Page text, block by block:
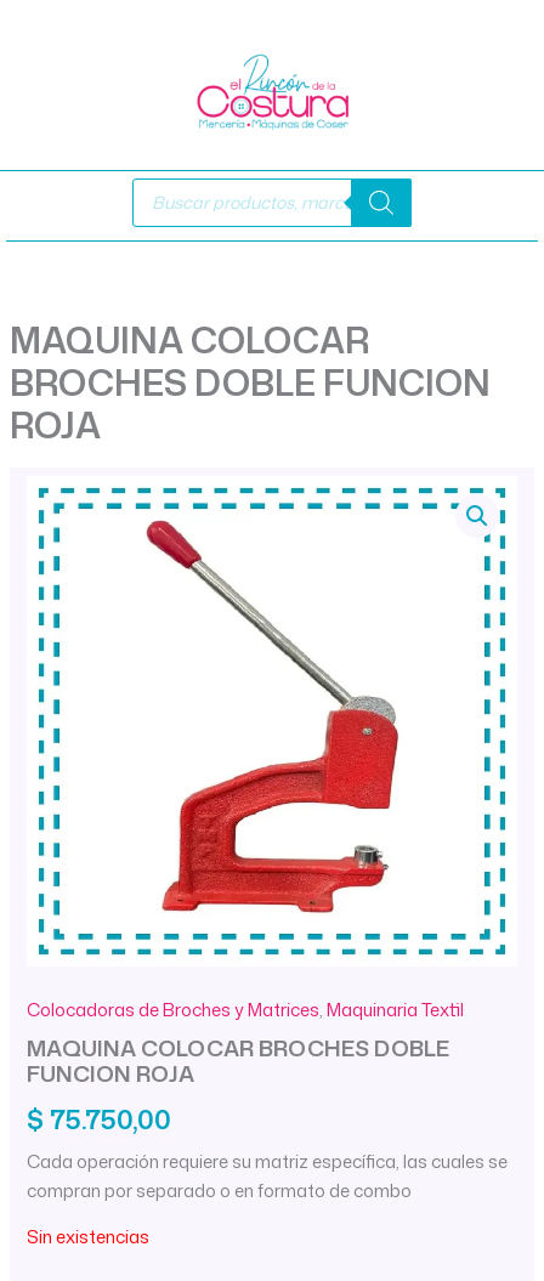
Búsqueda
productos
MAQUINA COLOCAR
BROCHES DOBLE FUNCION
ROJA
Colocadoras de Broches y Matrices,Maquinaria Textil
MAQUINA COLOCAR BROCHES DOBLE
FUNCION ROJA
$ 75.750,00
Cada operación requiere su matriz específica, las cuales se
compran por separado o en formato de combo
Sin existencias